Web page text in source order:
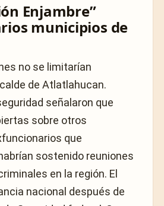
Enjambre”
municipios de
no se limitarían
de Atlatlahucan.
señalaron que
sobre otros
que
sostenido reuniones
en la región. El
nacional después de